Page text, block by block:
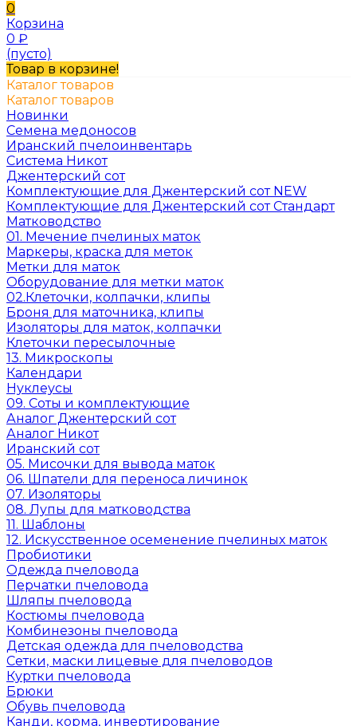
0
Корзина
0 ₽
(пусто)
Товар в корзине!
Каталог товаров
Каталог товаров
Новинки
Семена медоносов
Иранский пчелоинвентарь
Система Никот
Джентерский сот
Комплектующие для Джентерский сот NEW
Комплектующие для Джентерский сот Стандарт
Матководство
01. Мечение пчелиных маток
Маркеры, краска для меток
Метки для маток
Оборудование для метки маток
02.Клеточки, колпачки, клипы
Броня для маточника, клипы
Изоляторы для маток, колпачки
Клеточки пересылочные
13. Микроскопы
Календари
Нуклеусы
09. Соты и комплектующие
Аналог Джентерский сот
Аналог Никот
Иранский сот
05. Мисочки для вывода маток
06. Шпатели для переноса личинок
07. Изоляторы
08. Лупы для матководства
11. Шаблоны
12. Искусственное осеменение пчелиных маток
Пробиотики
Одежда пчеловода
Перчатки пчеловода
Шляпы пчеловода
Костюмы пчеловода
Комбинезоны пчеловода
Детская одежда для пчеловодства
Сетки, маски лицевые для пчеловодов
Куртки пчеловода
Брюки
Обувь пчеловода
Канди, корма, инвертирование